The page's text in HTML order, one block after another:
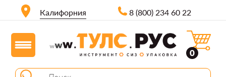
Калифорния 8 (800) 234 60 22
0